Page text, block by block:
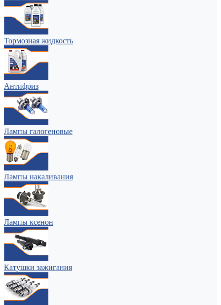
Тормозная жидкость
Антифриз
Лампы галогеновые
Лампы накаливания
Лампы ксенон
Катушки зажигания